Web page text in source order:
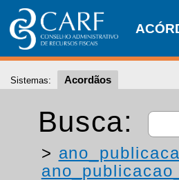
Sistemas: Acordãos
Busca:
>